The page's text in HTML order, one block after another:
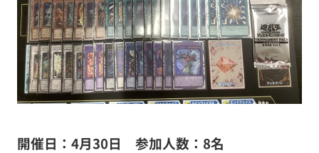
開催日：4月30日 参加人数：8名